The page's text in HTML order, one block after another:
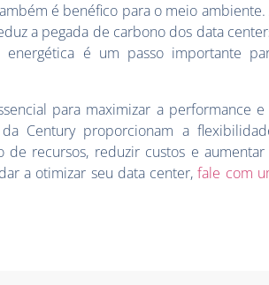
é benéfico para o meio ambiente.
a pegada de carbono dos data
é um passo importante
para maximizar a performance e
Century proporcionam a
de recursos, reduzir custos e aumentar
a otimizar seu data center,fale com